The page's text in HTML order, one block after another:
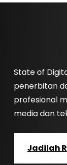
State of
penerbitan
profesional
media dan
Jadilah